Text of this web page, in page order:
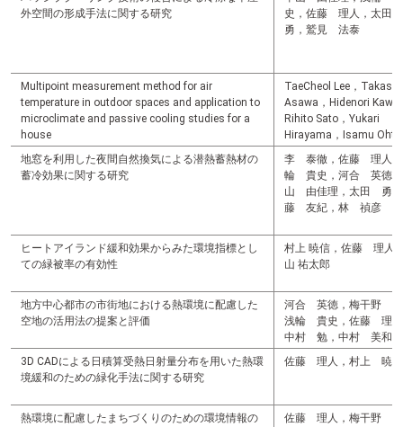
外空間の形成手法に関する研究
史，佐藤 理人，太田
勇，鷲見 法泰
Multipoint measurement method for air
temperature in outdoor spaces and application to
microclimate and passive cooling studies for a
house
TaeCheol Lee，Takashi
Asawa，Hidenori
Rihito Sato，Yukari
Hirayama，Isamu Ohta
地窓を利用した夜間自然換気による潜熱蓄熱材の
蓄冷効果に関する研究
李 泰徹，佐藤 理人
輪 貴史，河合 英徳
山 由佳理，太田 勇
藤 友紀，林 禎彦
ヒートアイランド緩和効果からみた環境指標とし
ての緑被率の有効性
村上 暁信，佐藤 理人
山 祐太郎
地方中心都市の市街地における熱環境に配慮した
空地の活用法の提案と評価
河合 英徳，梅干野
浅輪 貴史，佐藤 理
中村 勉，中村 美和子
3D CADによる日積算受熱日射量分布を用いた熱環
境緩和のための緑化手法に関する研究
佐藤 理人，村上 暁信
熱環境に配慮したまちづくりのための環境情報の
佐藤 理人，梅干野